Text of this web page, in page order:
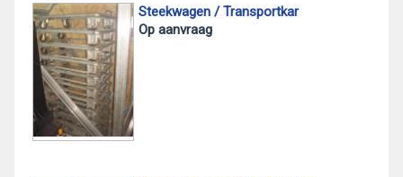
Steekwagen / Transportkar
Op aanvraag